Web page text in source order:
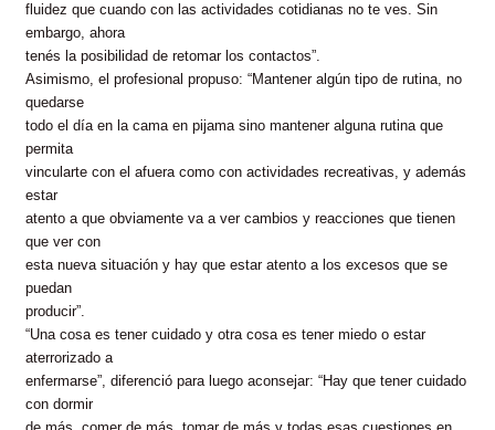
fluidez que cuando con las actividades cotidianas no te ves. Sin
embargo, ahora
tenés la posibilidad de retomar los contactos”.
Asimismo, el profesional propuso: “Mantener algún tipo de rutina, no
quedarse
todo el día en la cama en pijama sino mantener alguna rutina que
permita
vincularte con el afuera como con actividades recreativas, y además
estar
atento a que obviamente va a ver cambios y reacciones que tienen
que ver con
esta nueva situación y hay que estar atento a los excesos que se
puedan
producir”.
“Una cosa es tener cuidado y otra cosa es tener miedo o estar
aterrorizado a
enfermarse”, diferenció para luego aconsejar: “Hay que tener cuidado
con dormir